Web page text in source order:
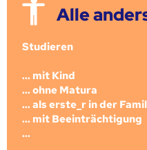
Alle
Studieren
... mit Kind
... ohne Matura
... als erste_r in der
... mit Beeinträchtigung
...